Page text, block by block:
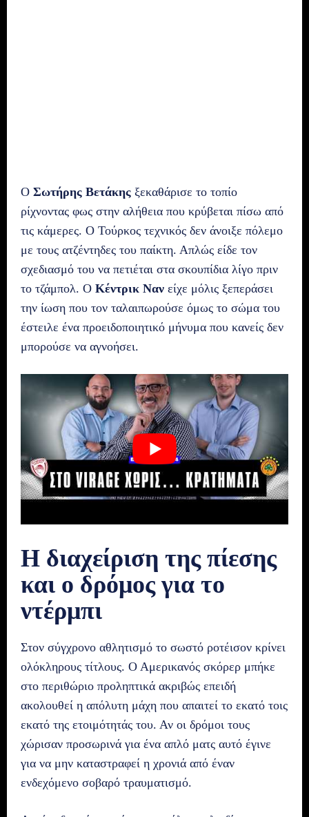
Ο Σωτήρης Βετάκης ξεκαθάρισε το τοπίο
ρίχνοντας φως στην αλήθεια που κρύβεται πίσω από
τις κάμερες. Ο Τούρκος τεχνικός δεν άνοιξε πόλεμο
με τους ατζέντηδες του παίκτη. Απλώς είδε τον
σχεδιασμό του να πετιέται στα σκουπίδια λίγο πριν
το τζάμπολ. Ο Κέντρικ Ναν είχε μόλις ξεπεράσει
την ίωση που τον ταλαιπωρούσε όμως το σώμα του
έστειλε ένα προειδοποιητικό μήνυμα που κανείς δεν
μπορούσε να αγνοήσει.
Η διαχείριση της πίεσης
και ο δρόμος για το
ντέρμπι
Στον σύγχρονο αθλητισμό το σωστό ροτέισον κρίνει
ολόκληρους τίτλους. Ο Αμερικανός σκόρερ μπήκε
στο περιθώριο προληπτικά ακριβώς επειδή
ακολουθεί η απόλυτη μάχη που απαιτεί το εκατό τοις
εκατό της ετοιμότητάς του. Αν οι δρόμοι τους
χώρισαν προσωρινά για ένα απλό ματς αυτό έγινε
για να μην καταστραφεί η χρονιά από έναν
ενδεχόμενο σοβαρό τραυματισμό.